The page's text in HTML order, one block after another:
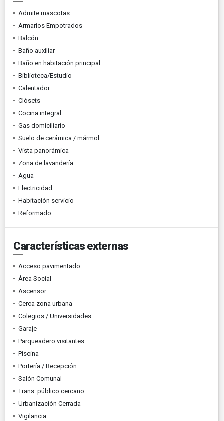
Admite mascotas
Armarios Empotrados
Balcón
Baño auxiliar
Baño en habitación principal
Biblioteca/Estudio
Calentador
Clósets
Cocina integral
Gas domiciliario
Suelo de cerámica / mármol
Vista panorámica
Zona de lavandería
Agua
Electricidad
Habitación servicio
Reformado
Características externas
Acceso pavimentado
Área Social
Ascensor
Cerca zona urbana
Colegios / Universidades
Garaje
Parqueadero visitantes
Piscina
Portería / Recepción
Salón Comunal
Trans. público cercano
Urbanización Cerrada
Vigilancia